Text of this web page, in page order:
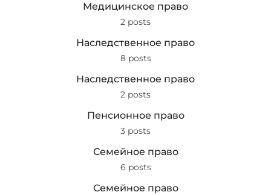
Медицинское право
2 posts
Наследственное право
8 posts
Наследственное право
2 posts
Пенсионное право
3 posts
Семейное право
6 posts
Семейное право